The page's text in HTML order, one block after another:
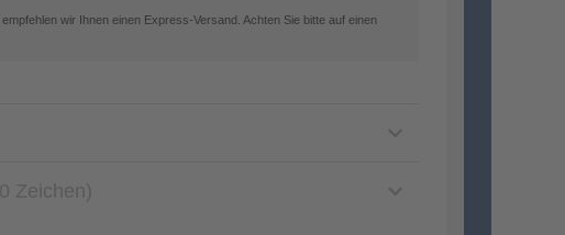
empfehlen wir Ihnen einen Express-Versand. Achten Sie bitte auf einen